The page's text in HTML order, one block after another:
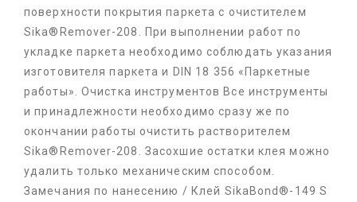
поверхности покрытия паркета с очистителем
Sika®Remover-208. При выполнении работ по
укладке паркета необходимо соблюдать указания
изготовителя паркета и DIN 18 356 «Паркетные
работы». Очистка инструментов Все инструменты
и принадлежности необходимо сразу же по
окончании работы очистить растворителем
Sika®Remover-208. Засохшие остатки клея можно
удалить только механическим способом.
Замечания по нанесению / Клей SikaBond®-149 S